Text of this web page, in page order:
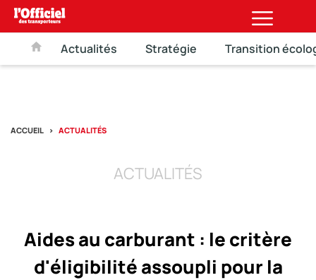
Actualités Stratégie Transition
ACCUEIL ACTUALITÉS
ACTUALITÉS
Aides au carburant : le critère
d'éligibilité assoupli pour la